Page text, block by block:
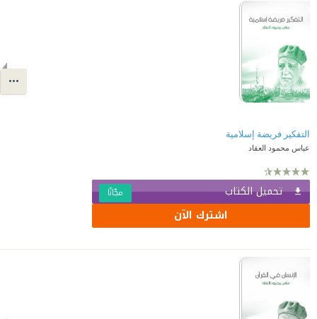
التفكير فريضة إسلامية
عباس محمود العقاد
تحميل الكتاب مجّانًا
اشترك الآن